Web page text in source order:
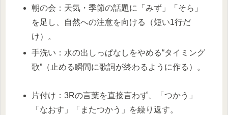
朝の会：天気・季節の話題に「みず」「そら」
を足し、自然への注意を向ける（短い1行だ
け）。​
手洗い：水の出しっぱなしをやめる“タイミング
歌”（止める瞬間に歌詞が終わるように作る）。
片付け：3Rの言葉を直接言わず、「つかう」
「なおす」「またつかう」を繰り返す。​